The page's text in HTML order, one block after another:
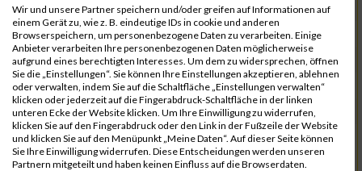
11088
Ruff Rb
00:41:12.6
10988
Dauerer Rb
00:41:47.4
10987
Burkl Rb
00:42:27.9
11119
Welzenbach Rb
00:42:28.2
11073
Olbrich Rb
00:42:36.7
11019
Haasler Rb
00:42:50.6
11053
Lederer Rb
00:42:57.3
Wir und unsere Partner speichern und/oder greifen auf Informationen auf
einem Gerät zu, wie z. B. eindeutige IDs in cookie und anderen
Browserspeichern, um personenbezogene Daten zu verarbeiten. Einige
Anbieter verarbeiten Ihre personenbezogenen Daten möglicherweise
aufgrund eines berechtigten Interesses. Um dem zu widersprechen, öffnen
Sie die „Einstellungen“. Sie können Ihre Einstellungen akzeptieren, ablehnen
oder verwalten, indem Sie auf die Schaltfläche „Einstellungen verwalten“
klicken oder jederzeit auf die Fingerabdruck-Schaltfläche in der linken
unteren Ecke der Website klicken. Um Ihre Einwilligung zu widerrufen,
klicken Sie auf den Fingerabdruck oder den Link in der Fußzeile der Website
und klicken Sie auf den Menüpunkt „Meine Daten“. Auf dieser Seite können
Sie Ihre Einwilligung widerrufen. Diese Entscheidungen werden unseren
Partnern mitgeteilt und haben keinen Einfluss auf die Browserdaten.